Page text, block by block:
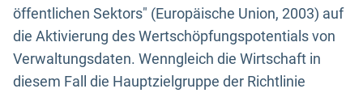
öffentlichen Sektors" (Europäische Union, 2003) auf
die Aktivierung des Wertschöpfungspotentials von
Verwaltungsdaten. Wenngleich die Wirtschaft in
diesem Fall die Hauptzielgruppe der Richtlinie